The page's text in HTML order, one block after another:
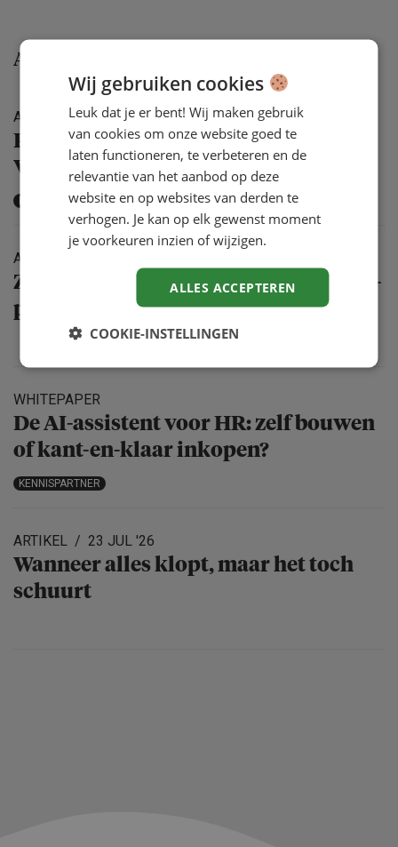
Aanbevolen
ARTIKEL 31 JUL '26
Personeels­te­korten oplossen?
Vergeet gepensio­neerden niet
KENNISPARTNER
ARTIKEL
Zo voorkom je dat werkgeluk een HR-
project blijft
WHITEPAPER
De AI-assistent voor HR: zelf bouwen
of kant-en-klaar inkopen?
KENNISPARTNER
ARTIKEL 23 JUL '26
Wanneer alles klopt, maar het toch
schuurt
Wij gebruiken cookies
Leuk dat je er bent! Wij maken gebruik
van cookies om onze website goed te
laten functioneren, te verbeteren en de
relevantie van het aanbod op deze
website en op websites van derden te
verhogen. Je kan op elk gewenst moment
je voorkeuren inzien of wijzigen.
ALLES ACCEPTEREN
COOKIE-INSTELLINGEN